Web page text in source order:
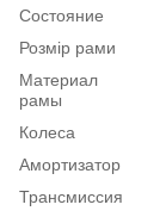
Состояние
Розмір рами
Материал
рамы
Колеса
Амортизатор
Трансмиссия